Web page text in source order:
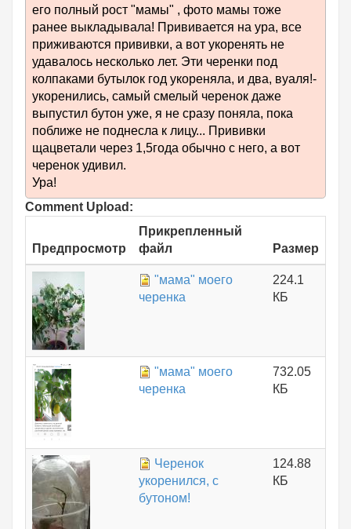
его полный рост "мамы" , фото мамы тоже
ранее выкладывала! Прививается на ура, все
приживаются прививки, а вот укоренять не
удавалось несколько лет. Эти черенки под
колпаками бутылок год укореняла, и два, вуаля!-
укоренились, самый смелый черенок даже
выпустил бутон уже, я не сразу поняла, пока
поближе не поднесла к лицу... Прививки
щацветали через 1,5года обычно с него, а вот
черенок удивил.
Ура!
Comment Upload:
Предпросмотр
Прикрепленный
файл
Размер
"мама" моего
черенка
224.1
КБ
"мама" моего
черенка
732.05
КБ
Черенок
укоренился, с
бутоном!
124.88
КБ